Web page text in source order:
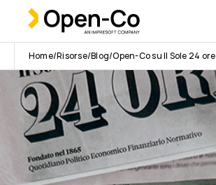
Home Risorse Blog Open-Co su Il Sole 24 ore